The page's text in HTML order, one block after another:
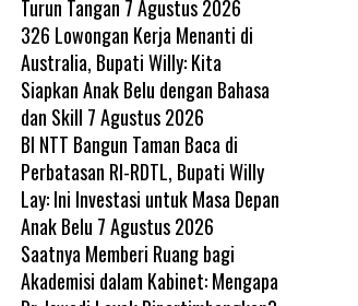
Turun Tangan 7 Agustus 2026
326 Lowongan Kerja Menanti di
Australia, Bupati Willy: Kita
Siapkan Anak Belu dengan Bahasa
dan Skill 7 Agustus 2026
BI NTT Bangun Taman Baca di
Perbatasan RI-RDTL, Bupati Willy
Lay: Ini Investasi untuk Masa Depan
Anak Belu 7 Agustus 2026
Saatnya Memberi Ruang bagi
Akademisi dalam Kabinet: Mengapa